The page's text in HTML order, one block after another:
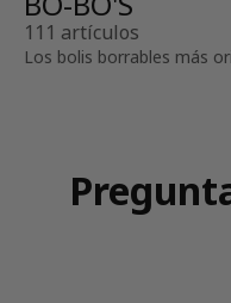
111 artículos
Los bolis borrables más